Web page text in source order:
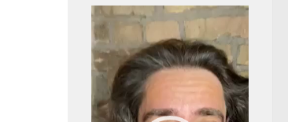
Video
Player